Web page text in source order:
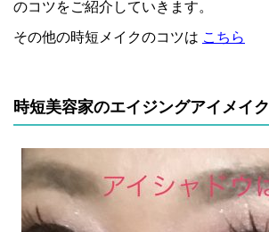
のコツをご紹介していきます。
その他の時短メイクのコツは こちら
時短美容家のエイジングアイメイク